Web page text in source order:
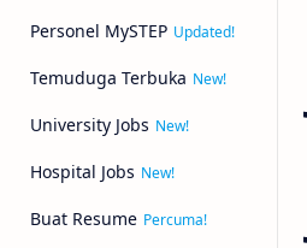
Personel MySTEP
Temuduga Terbuka
University Jobs
Hospital Jobs
Buat Resume